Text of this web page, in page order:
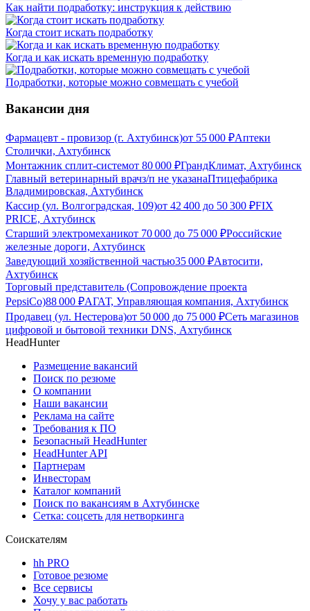
Как найти подработку: инструкция к действию
Когда стоит искать подработку
Когда и как искать временную подработку
Подработки, которые можно совмещать с учебой
Вакансии дня
Фармацевт - провизор (г. Ахтубинск)от 55 000 ₽Аптеки
Столички, Ахтубинск
Монтажник сплит-системот 80 000 ₽ГрандКлимат, Ахтубинск
Главный ветеринарный врачз/п не указанаПтицефабрика
Владимировская, Ахтубинск
Кассир (ул. Волгоградская, 109)от 42 400 до 50 300 ₽FIX
PRICE, Ахтубинск
Старший электромеханикот 70 000 до 75 000 ₽Российские
железные дороги, Ахтубинск
Заведующий хозяйственной частью35 000 ₽Автосити,
Ахтубинск
Торговый представитель (Сопровождение проекта
PepsiCo)88 000 ₽АГАТ, Управляющая компания, Ахтубинск
Продавец (ул. Нестерова)от 50 000 до 75 000 ₽Сеть магазинов
цифровой и бытовой техники DNS, Ахтубинск
HeadHunter
Размещение вакансий
Поиск по резюме
О компании
Наши вакансии
Реклама на сайте
Требования к ПО
Безопасный HeadHunter
HeadHunter API
Партнерам
Инвесторам
Каталог компаний
Поиск по вакансиям в Ахтубинске
Сетка: соцсеть для нетворкинга
Соискателям
hh PRO
Готовое резюме
Все сервисы
Хочу у вас работать